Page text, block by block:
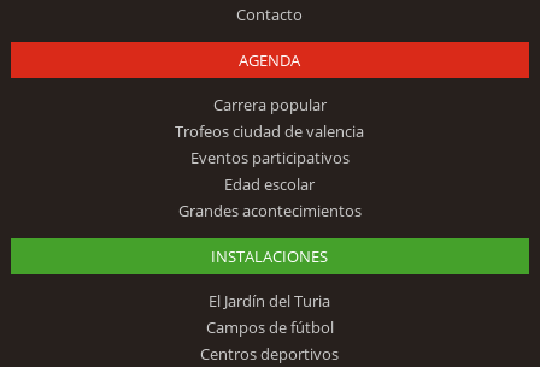
Contacto
AGENDA
Carrera popular
Trofeos ciudad de valencia
Eventos participativos
Edad escolar
Grandes acontecimientos
INSTALACIONES
El Jardín del Turia
Campos de fútbol
Centros deportivos